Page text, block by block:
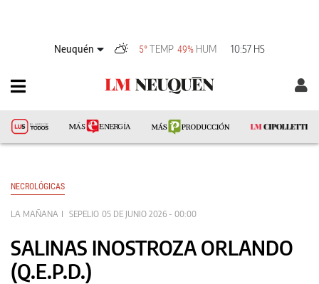
Neuquén 5° TEMP 49% HUM 10:57 HS
NECROLÓGICAS
LA MAÑANA SEPELIO 05 DE JUNIO 2026 - 00:00
SALINAS INOSTROZA ORLANDO
(Q.E.P.D.)